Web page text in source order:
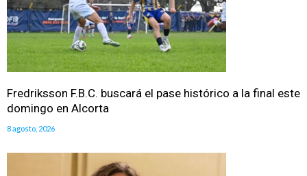
Fredriksson F.B.C. buscará el pase histórico a la final este
domingo en Alcorta
8 agosto, 2026